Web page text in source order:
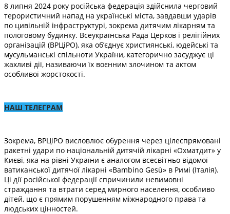
8 липня 2024 року російська федерація здійснила черговий
терористичний напад на українські міста, завдавши ударів
по цивільній інфраструктурі, зокрема дитячим лікарням та
пологовому будинку. Всеукраїнська Рада Церков і релігійних
організацій (ВРЦіРО), яка об’єднує християнські, юдейські та
мусульманські спільноти України, категорично засуджує ці
жахливі дії, називаючи їх воєнним злочином та актом
особливої жорстокості.
НАШ ТЕЛЕГРАМ
Зокрема, ВРЦіРО висловлює обурення через цілеспрямовані
ракетні удари по національній дитячій лікарні «Охматдит» у
Києві, яка на рівні України є аналогом всесвітньо відомої
ватиканської дитячої лікарні «Bambino Gesù» в Римі (Італія).
Ці дії російської федерації спричинили невимовні
страждання та втрати серед мирного населення, особливо
дітей, що є прямим порушенням міжнародного права та
людських цінностей.